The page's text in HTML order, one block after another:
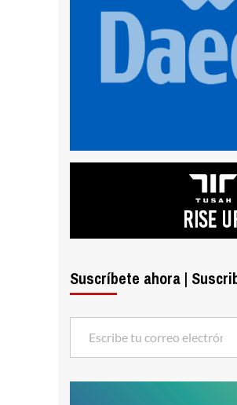
Suscríbete ahora |
Escribe tu correo electrónico…